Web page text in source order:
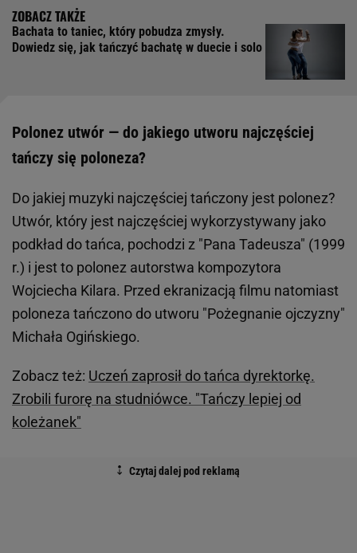
Bachata to taniec, który pobudza zmysły.
Dowiedz się, jak tańczyć bachatę w duecie i solo
Polonez utwór — do jakiego utworu najczęściej
tańczy się poloneza?
Do jakiej muzyki najczęściej tańczony jest polonez?
Utwór, który jest najczęściej wykorzystywany jako
podkład do tańca, pochodzi z "Pana Tadeusza" (1999
r.) i jest to polonez autorstwa kompozytora
Wojciecha Kilara. Przed ekranizacją filmu natomiast
poloneza tańczono do utworu "Pożegnanie ojczyzny"
Michała Ogińskiego.
Zobacz też: Uczeń zaprosił do tańca dyrektorkę.
Zrobili furorę na studniówce. "Tańczy lepiej od
koleżanek"